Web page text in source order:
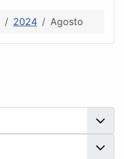
2024 Agosto